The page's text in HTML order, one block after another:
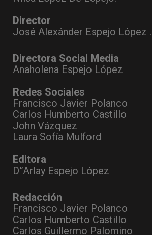
Director
José Alexánder Espejo López .
Directora Social Media
Anaholena Espejo López
Redes Sociales
Francisco Javier Polanco
Carlos Humberto Castillo
John Vázquez
Laura Sofía Mulford
Editora
D”Arlay Espejo López
Redacción
Francisco Javier Polanco
Carlos Humberto Castillo
Carlos Guillermo Palomino